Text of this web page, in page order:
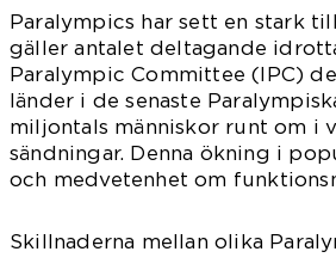
Paralympics har sett en stark
gäller antalet deltagande
Paralympic Committee (IPC)
länder i de senaste
miljontals människor runt om i
sändningar. Denna ökning i
och medvetenhet om
Skillnaderna mellan olika